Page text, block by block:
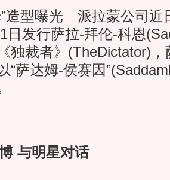
型曝光 派拉蒙公司近
日发行萨拉-拜伦-科恩
独裁者》(TheDictator)
“萨达姆-侯赛因
与明星对话